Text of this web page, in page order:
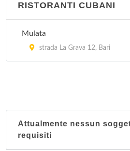
RISTORANTI CUBANI
Mulata
strada La Grava 12, Bari
Attualmente nessun
requisiti